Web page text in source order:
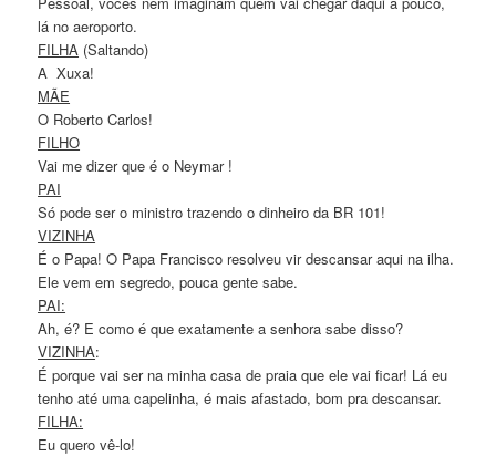
lá no aeroporto.
FILHA (Saltando)
A Xuxa!
MÃE
O Roberto Carlos!
FILHO
Vai me dizer que é o Neymar !
PAI
Só pode ser o ministro trazendo o dinheiro da BR 101!
VIZINHA
É o Papa! O Papa Francisco resolveu vir descansar aqui na ilha.
Ele vem em segredo, pouca gente sabe.
PAI:
Ah, é? E como é que exatamente a senhora sabe disso?
VIZINHA:
É porque vai ser na minha casa de praia que ele vai ficar! Lá eu
tenho até uma capelinha, é mais afastado, bom pra descansar.
FILHA:
Eu quero vê-lo!